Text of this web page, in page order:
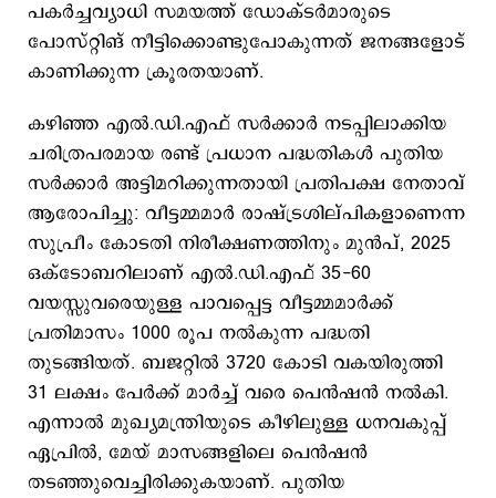
പകർച്ചവ്യാധി സമയത്ത് ഡോക്ടർമാരുടെ
പോസ്റ്റിങ് നീട്ടിക്കൊണ്ടുപോകുന്നത് ജനങ്ങളോട്
കാണിക്കുന്ന ക്രൂരതയാണ്.
കഴിഞ്ഞ എൽ.ഡി.എഫ് സർക്കാർ നടപ്പിലാക്കിയ
ചരിത്രപരമായ രണ്ട് പ്രധാന പദ്ധതികൾ പുതിയ
സർക്കാർ അട്ടിമറിക്കുന്നതായി പ്രതിപക്ഷ നേതാവ്
ആരോപിച്ചു: വീട്ടമ്മമാർ രാഷ്ട്രശില്പികളാണെന്ന
സുപ്രീം കോടതി നിരീക്ഷണത്തിനും മുൻപ്, 2025
ഒക്ടോബറിലാണ് എൽ.ഡി.എഫ് 35-60
വയസ്സുവരെയുള്ള പാവപ്പെട്ട വീട്ടമ്മമാർക്ക്
പ്രതിമാസം 1000 രൂപ നൽകുന്ന പദ്ധതി
തുടങ്ങിയത്. ബജറ്റിൽ 3720 കോടി വകയിരുത്തി
31 ലക്ഷം പേർക്ക് മാർച്ച് വരെ പെൻഷൻ നൽകി.
എന്നാൽ മുഖ്യമന്ത്രിയുടെ കീഴിലുള്ള ധനവകുപ്പ്
ഏപ്രിൽ, മേയ് മാസങ്ങളിലെ പെൻഷൻ
തടഞ്ഞുവെച്ചിരിക്കുകയാണ്. പുതിയ